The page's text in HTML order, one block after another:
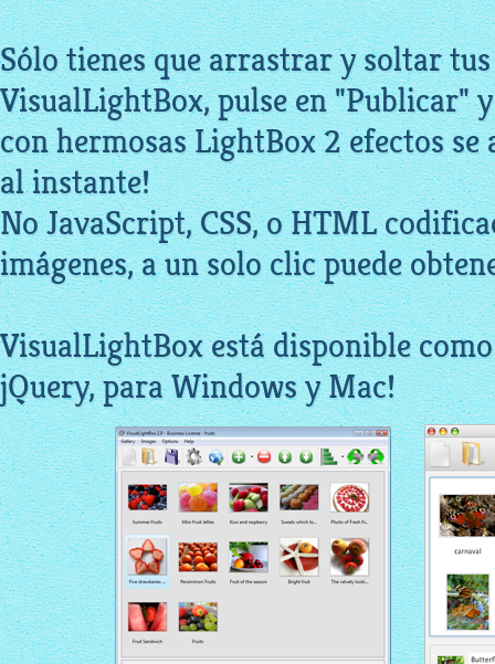
Sólo tienes que arrastrar y soltar
VisualLightBox, pulse en "Publicar"
con hermosas LightBox 2 efectos
al instante!
No JavaScript, CSS, o HTML
imágenes, a un solo clic puede
VisualLightBox está disponible
jQuery, para Windows y Mac!